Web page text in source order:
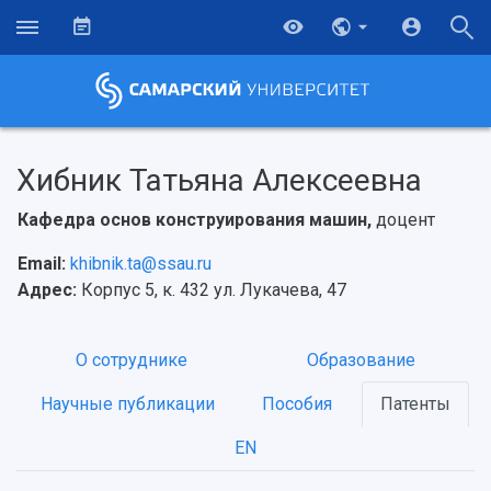
Хибник Татьяна Алексеевна
Кафедра основ конструирования машин, доцент
Email: khibnik.ta@ssau.ru
Адрес: Корпус 5, к. 432 ул. Лукачева, 47
О сотруднике Образование
Научные публикации Пособия Патенты
EN